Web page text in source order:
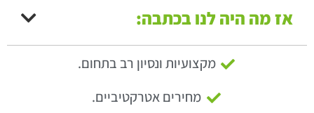
אז מה היה לנו בכתבה:
מקצועיות ונסיון רב בתחום.
מחירים אטרקטיביים.